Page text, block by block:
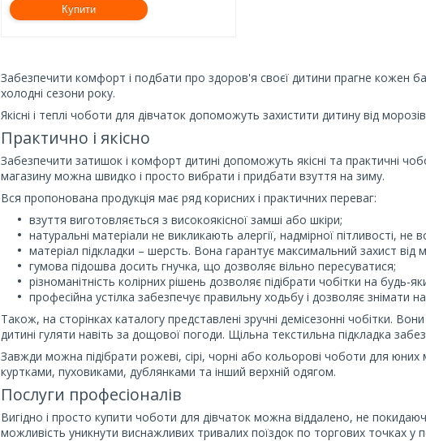
Купити
Забезпечити комфорт і подбати про здоров'я своєї дитини прагне кожен
холодні сезони року.
Якісні і теплі чоботи для дівчаток допоможуть захистити дитину від
Практично і якісно
Забезпечити затишок і комфорт дитині допоможуть якісні та практичні
магазину можна швидко і просто вибрати і придбати взуття на зиму.
Вся пропонована продукція має ряд корисних і практичних переваг:
взуття виготовляється з високоякісної замші або шкіри;
натуральні матеріали не викликають алергії, надмірної пітливості, не
матеріал підкладки – шерсть. Вона гарантує максимальний захист від
гумова підошва досить гнучка, що дозволяє вільно пересуватися;
різноманітність колірних рішень дозволяє підібрати чобітки на будь-
професійна устілка забезпечує правильну ходьбу і дозволяє знімати
Також, на сторінках каталогу представлені зручні демісезонні чобітки.
дитині гуляти навіть за дощової погоди. Щільна текстильна підкладка
Завжди можна підібрати рожеві, сірі, чорні або кольорові чоботи для юних
куртками, пуховиками, дублянками та інший верхній одягом.
Послуги професіоналів
Вигідно і просто купити чоботи для дівчаток можна віддалено, не
можливість уникнути виснажливих тривалих поїздок по торгових точках у